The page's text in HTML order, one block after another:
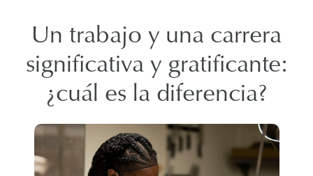
Un trabajo y una carrera
significativa y gratificante:
¿cuál es la diferencia?